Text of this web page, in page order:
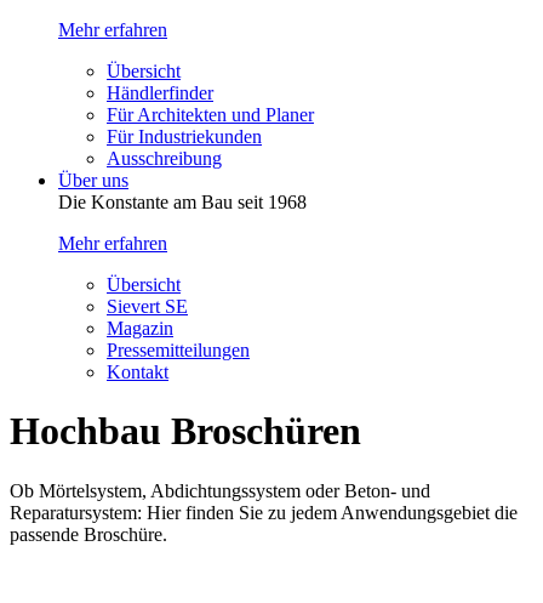
Mehr erfahren
Übersicht
Händlerfinder
Für Architekten und Planer
Für Industriekunden
Ausschreibung
Über uns
Die Konstante am Bau seit 1968
Mehr erfahren
Übersicht
Sievert SE
Magazin
Pressemitteilungen
Kontakt
Hochbau Broschüren
Ob Mörtelsystem, Abdichtungssystem oder Beton- und
Reparatursystem: Hier finden Sie zu jedem Anwendungsgebiet die
passende Broschüre.